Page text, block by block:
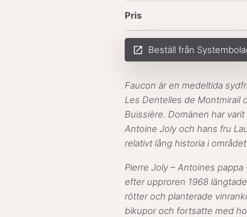
Pris
launch Beställ från
Faucon är en medeltida
Les Dentelles de Montmirail
Buissière. Domänen har
Antoine Joly och hans fru
relativt lång historia i
Pierre Joly – Antoines
efter upproren 1968
rötter och planterade
bikupor och fortsatte med